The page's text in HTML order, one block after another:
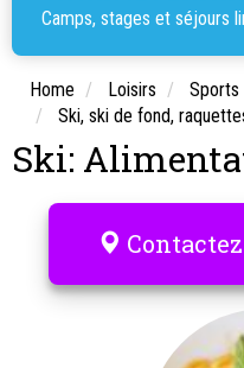
Camps, stages et séjours
Home Loisirs Sports
Ski, ski de fond,
Ski: